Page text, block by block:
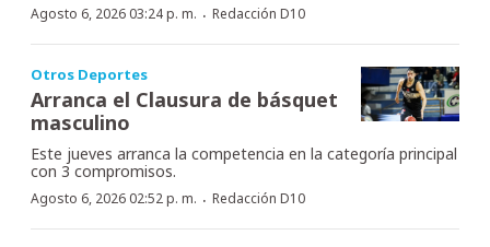
Agosto 6, 2026 03:24 p. m. · Redacción D10
Otros Deportes
Arranca el Clausura de básquet
masculino
Este jueves arranca la competencia en la categoría principal
con 3 compromisos.
Agosto 6, 2026 02:52 p. m. · Redacción D10